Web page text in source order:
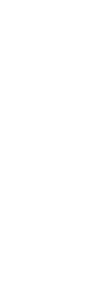
department, a bakery
over-the-counter
cheap OK petrol.